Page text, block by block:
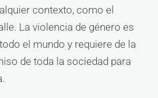
contexto, como el
La violencia de género es
el mundo y requiere de la
de toda la sociedad para